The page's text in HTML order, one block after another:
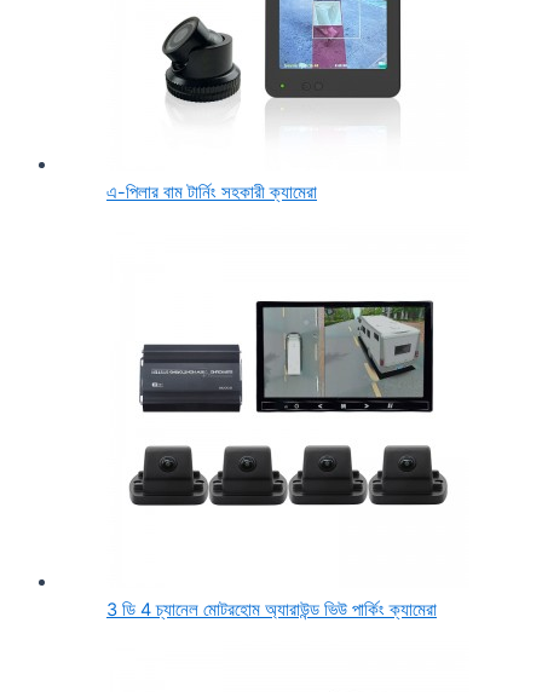
এ-পিলার বাম টার্নিং সহকারী ক্যামেরা
3 ডি 4 চ্যানেল মোটরহোম অ্যারাউন্ড ভিউ পার্কিং ক্যামেরা